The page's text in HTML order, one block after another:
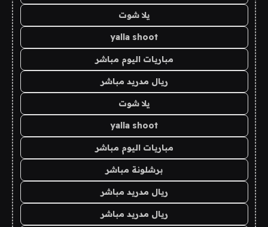
يلا شوت
yalla shoot
مباريات اليوم مباشر
ريال مدريد مباشر
يلا شوت
yalla shoot
مباريات اليوم مباشر
برشلونة مباشر
ريال مدريد مباشر
ريال مدريد مباشر